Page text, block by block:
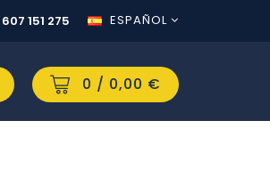
607 151 275 ESPAÑOL
0 / 0,00 €